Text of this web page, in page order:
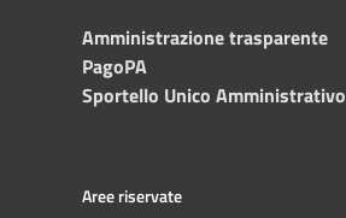
Amministrazione trasparente
PagoPA
Sportello Unico Amministrativo
Aree riservate